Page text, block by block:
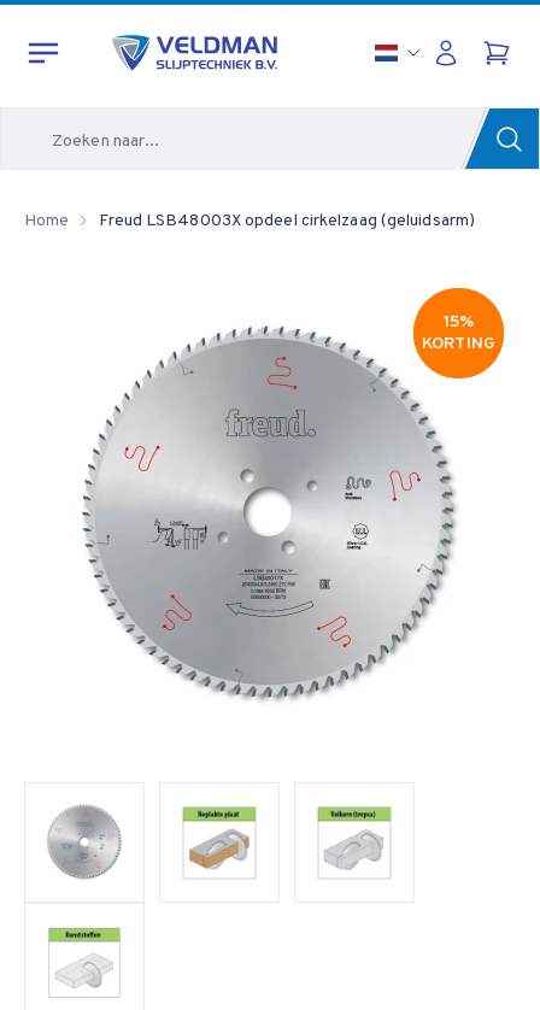
Home Freud LSB48003X opdeel cirkelzaag (geluidsarm)
15%
KORTING
15%
KORTING